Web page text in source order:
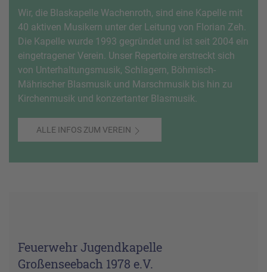
Wir, die Blaskapelle Wachenroth, sind eine Kapelle mit
40 aktiven Musikern unter der Leitung von Florian Zeh.
Die Kapelle wurde 1993 gegründet und ist seit 2004 ein
eingetragener Verein. Unser Repertoire erstreckt sich
von Unterhaltungsmusik, Schlagern, Böhmisch-
Mährischer Blasmusik und Marschmusik bis hin zu
Kirchenmusik und konzertanter Blasmusik.
ALLE INFOS ZUM VEREIN
Feuerwehr Jugendkapelle
Großenseebach 1978 e.V.